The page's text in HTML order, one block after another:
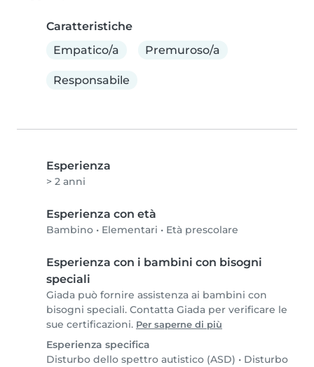
Caratteristiche
Empatico/a
Premuroso/a
Responsabile
Esperienza
> 2 anni
Esperienza con età
Bambino • Elementari • Età prescolare
Esperienza con i bambini con bisogni
speciali
Giada può fornire assistenza ai bambini con
bisogni speciali. Contatta Giada per verificare le
sue certificazioni. Per saperne di più
Esperienza specifica
Disturbo dello spettro autistico (ASD) • Disturbo